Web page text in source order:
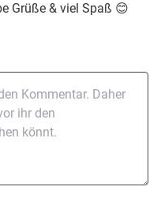
Grüße & viel Spaß 😊